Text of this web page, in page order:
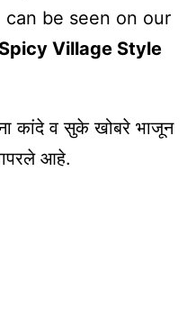
can be seen on our
Village Style
कांदे व सुके खोबरे भाजून
आहे.